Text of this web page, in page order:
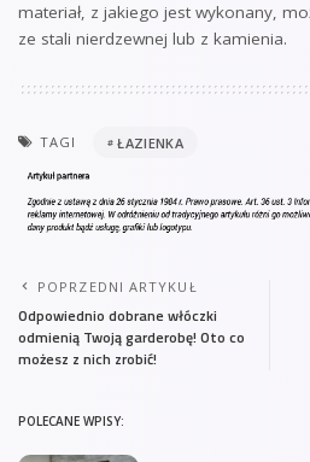
materiał, z jakiego jest wykonany,
ze stali nierdzewnej lub z kamienia.
TAGI ŁAZIENKA
POPRZEDNI ARTYKUŁ
Odpowiednio dobrane włóczki
odmienią Twoją garderobę! Oto co
możesz z nich zrobić!
POLECANE WPISY: